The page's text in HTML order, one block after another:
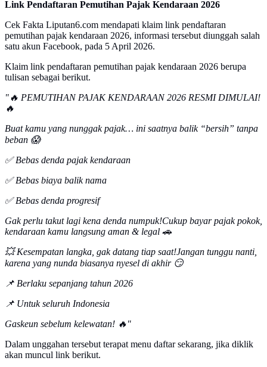
Link Pendaftaran Pemutihan Pajak Kendaraan 2026
Cek Fakta Liputan6.com mendapati klaim link pendaftaran
pemutihan pajak kendaraan 2026, informasi tersebut diunggah salah
satu akun Facebook, pada 5 April 2026.
Klaim link pendaftaran pemutihan pajak kendaraan 2026 berupa
tulisan sebagai berikut.
"‎🔥 PEMUTIHAN PAJAK KENDARAAN 2026 RESMI DIMULAI!
🔥‎
Buat kamu yang nunggak pajak… ini saatnya balik “bersih” tanpa
beban 😱
‎✅ Bebas denda pajak kendaraan‎
✅ Bebas biaya balik nama
‎✅ Bebas denda progresif‎
Gak perlu takut lagi kena denda numpuk!‎Cukup bayar pajak pokok,
kendaraan kamu langsung aman & legal 🚗‎
💥 Kesempatan langka, gak datang tiap saat!‎Jangan tunggu nanti,
karena yang nunda biasanya nyesel di akhir 😏‎
📌 Berlaku sepanjang tahun 2026‎
📌 Untuk seluruh Indonesia‎
Gaskeun sebelum kelewatan! 🔥"
Dalam unggahan tersebut terapat menu daftar sekarang, jika diklik
akan muncul link berikut.